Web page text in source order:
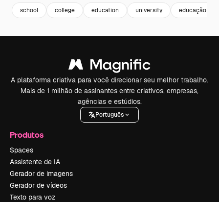
school college education university educação
A plataforma criativa para você direcionar seu melhor trabalho.
Mais de 1 milhão de assinantes entre criativos, empresas,
agências e estúdios.
Português
Produtos
Spaces
Assistente de IA
Gerador de imagens
Gerador de vídeos
Texto para voz